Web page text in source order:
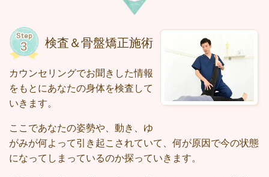
検査＆骨盤矯正施術
カウンセリングでお聞きした情報
をもとにあなたの身体を検査して
いきます。
ここであなたの姿勢や、動き、ゆ
がみが何よって引き起こされていて、何が原因で今の状態
になってしまっているのか探っていきます。